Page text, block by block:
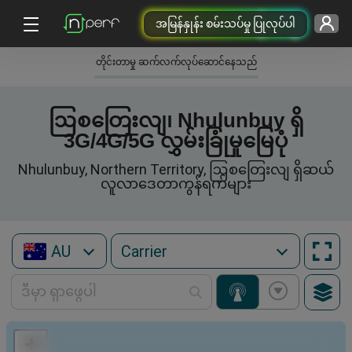
အမြန်နှုန်း စမ်းသပ်မှု ပြုလုပ်ပါ
တိုင်းတာမှု ဆက်လက်လုပ်ဆောင်နေသည်
ဩစတြေးလျ၊ Nhulunbuy ရှိ
3G/4G/5G လွှမ်းခြုံမှုမြေပုံ
Nhulunbuy, Northern Territory, ဩစတြေးလျ ရှိဆယ်
လူလာဒေတာကွန်ရက်များ
AU